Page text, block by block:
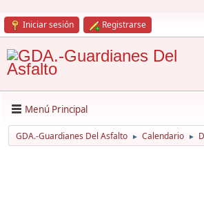
Iniciar sesión Registrarse
Menú Principal
GDA.-Guardianes Del Asfalto ► Calendario ►